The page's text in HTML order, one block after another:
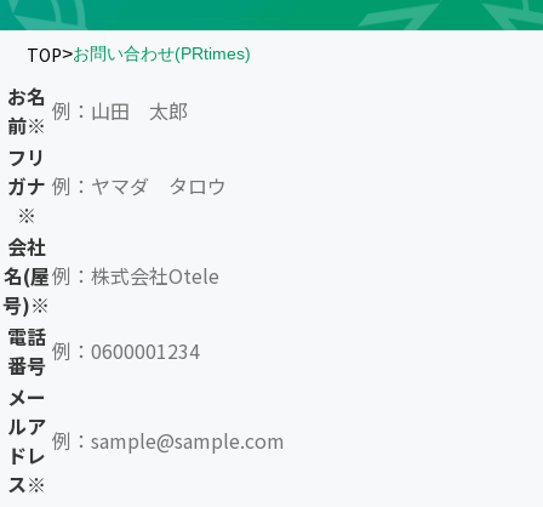
TOP>お問い合わせ(PRtimes)
お名
前※
フリ
ガナ
※
会社
名(屋
号)※
電話
番号
メー
ルア
ドレ
ス※